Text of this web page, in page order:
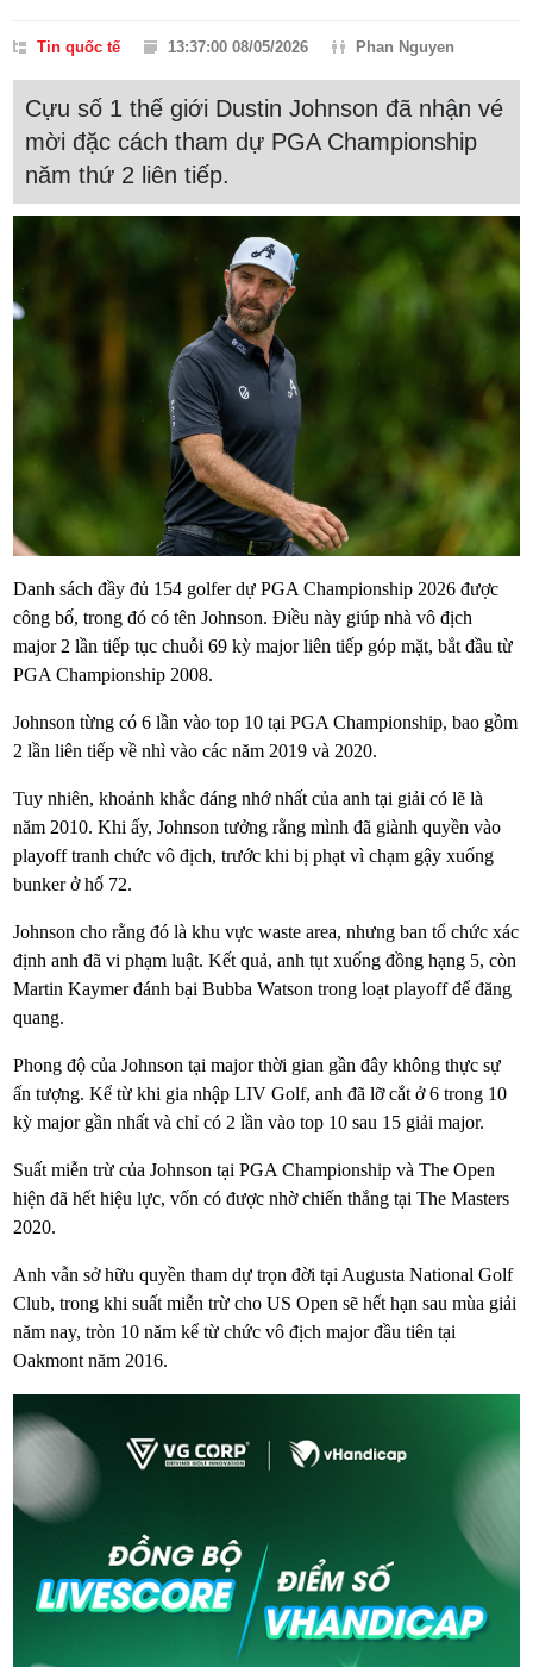
Tin quốc tế 13:37:00 08/05/2026 Phan Nguyen
Cựu số 1 thế giới Dustin Johnson đã nhận vé
mời đặc cách tham dự PGA Championship
năm thứ 2 liên tiếp.
Danh sách đầy đủ 154 golfer dự PGA Championship 2026 được
công bố, trong đó có tên Johnson. Điều này giúp nhà vô địch
major 2 lần tiếp tục chuỗi 69 kỳ major liên tiếp góp mặt, bắt đầu từ
PGA Championship 2008.
Johnson từng có 6 lần vào top 10 tại PGA Championship, bao gồm
2 lần liên tiếp về nhì vào các năm 2019 và 2020.
Tuy nhiên, khoảnh khắc đáng nhớ nhất của anh tại giải có lẽ là
năm 2010. Khi ấy, Johnson tưởng rằng mình đã giành quyền vào
playoff tranh chức vô địch, trước khi bị phạt vì chạm gậy xuống
bunker ở hố 72.
Johnson cho rằng đó là khu vực waste area, nhưng ban tổ chức xác
định anh đã vi phạm luật. Kết quả, anh tụt xuống đồng hạng 5, còn
Martin Kaymer đánh bại Bubba Watson trong loạt playoff để đăng
quang.
Phong độ của Johnson tại major thời gian gần đây không thực sự
ấn tượng. Kể từ khi gia nhập LIV Golf, anh đã lỡ cắt ở 6 trong 10
kỳ major gần nhất và chỉ có 2 lần vào top 10 sau 15 giải major.
Suất miễn trừ của Johnson tại PGA Championship và The Open
hiện đã hết hiệu lực, vốn có được nhờ chiến thắng tại The Masters
2020.
Anh vẫn sở hữu quyền tham dự trọn đời tại Augusta National Golf
Club, trong khi suất miễn trừ cho US Open sẽ hết hạn sau mùa giải
năm nay, tròn 10 năm kể từ chức vô địch major đầu tiên tại
Oakmont năm 2016.